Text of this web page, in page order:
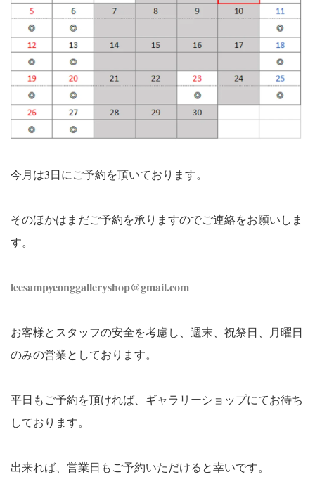
今月は3日にご予約を頂いております。
そのほかはまだご予約を承りますのでご連絡をお願いしま
す。
leesampyeonggalleryshop@gmail.com
お客様とスタッフの安全を考慮し、週末、祝祭日、月曜日
のみの営業としております。
平日もご予約を頂ければ、ギャラリーショップにてお待ち
しております。
出来れば、営業日もご予約いただけると幸いです。